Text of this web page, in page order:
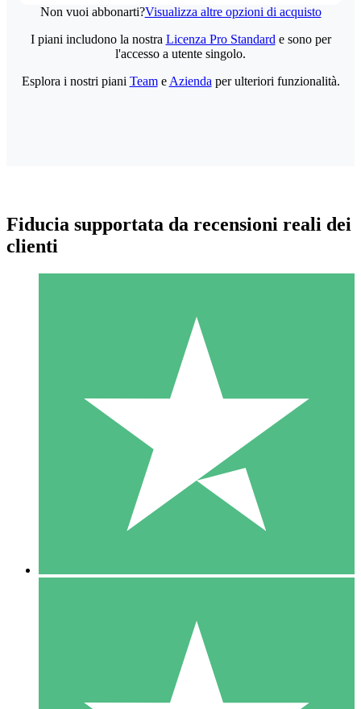
Non vuoi abbonarti?Visualizza altre opzioni di acquisto
Pacchetti di Crediti Individuali
Paga a consumo con crediti di download. Nessun impegno
1 Download
10
US$1500
10 Download
20
I piani includono la nostra Licenza Pro Standard e sono per
l'accesso a utente singolo.
Esplora i nostri piani Teame Azienda per ulteriori funzionalità.
Fiducia supportata da recensioni reali dei
clienti